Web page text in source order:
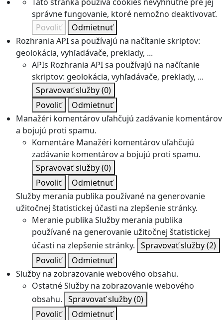
správne fungovanie, ktoré nemožno deaktivovať.
Povoliť
Odmietnuť
Rozhrania API sa používajú na načítanie skriptov:
geolokácia, vyhľadávače, preklady, ...
APIs Rozhrania API sa používajú na načítanie
skriptov: geolokácia, vyhľadávače, preklady, ...
Spravovať služby(0)
Povoliť
Odmietnuť
Manažéri komentárov uľahčujú zadávanie komentárov
a bojujú proti spamu.
Komentáre Manažéri komentárov uľahčujú
zadávanie komentárov a bojujú proti spamu.
Spravovať služby(0)
Povoliť
Odmietnuť
Služby merania publika používané na generovanie
užitočnej štatistickej účasti na zlepšenie stránky.
Meranie publika Služby merania publika
používané na generovanie užitočnej štatistickej
účasti na zlepšenie stránky. Spravovať služby(2)
Povoliť
Odmietnuť
Služby na zobrazovanie webového obsahu.
OstatnéSlužby na zobrazovanie webového
obsahu. Spravovať služby(0)
Povoliť
Odmietnuť